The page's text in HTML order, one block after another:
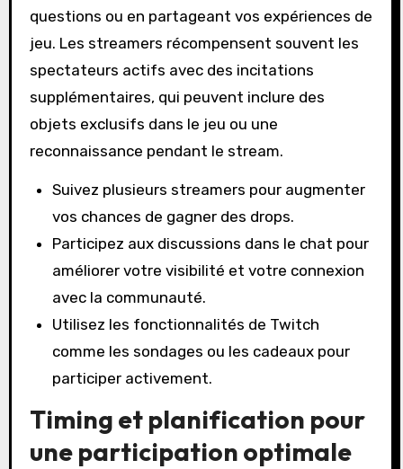
questions ou en partageant vos expériences de
jeu. Les streamers récompensent souvent les
spectateurs actifs avec des incitations
supplémentaires, qui peuvent inclure des
objets exclusifs dans le jeu ou une
reconnaissance pendant le stream.
Suivez plusieurs streamers pour augmenter
vos chances de gagner des drops.
Participez aux discussions dans le chat pour
améliorer votre visibilité et votre connexion
avec la communauté.
Utilisez les fonctionnalités de Twitch
comme les sondages ou les cadeaux pour
participer activement.
Timing et planification pour
une participation optimale